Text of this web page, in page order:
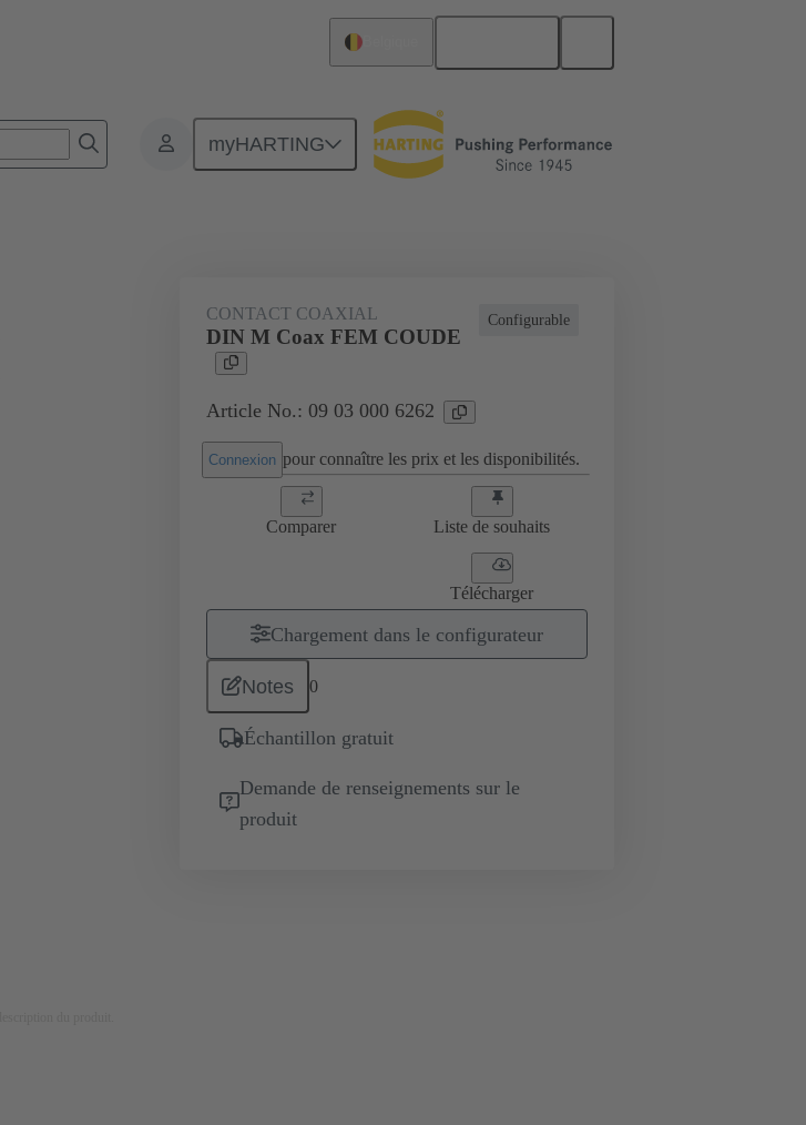
myHARTING
Connecteurs carte à carte Produits Raccordement carte mère à carte fille
Configurable
CONTACT COAXIAL
DIN M Coax FEM COUDE
Article No.: 09 03 000 6262
Connexion pour connaître les prix et les disponibilités.
Comparer Liste de souhaits
Télécharger
Chargement dans le configurateur
Notes 0
Échantillon gratuit
Demande de renseignements sur le
produit